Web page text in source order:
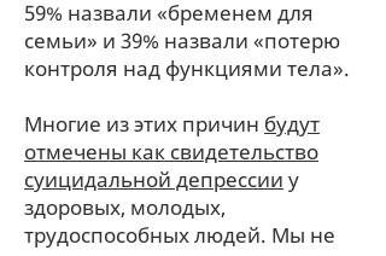
59% назвали «бременем для
семьи» и 39% назвали «потерю
контроля над функциями тела».
Многие из этих причин будут
отмечены как свидетельство
суицидальной депрессии у
здоровых, молодых,
трудоспособных людей. Мы не